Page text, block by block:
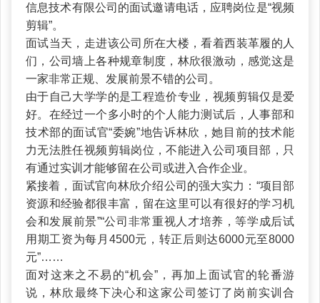
信息技术有限公司的面试邀请电话，应聘岗位是“视频
剪辑”。
面试当天，走进该公司所在大楼，看着西装革履的人
们，公司墙上各种规章制度，林欣很激动，感觉这是
一家非常正规、发展前景不错的公司。
由于自己大学学的是工程造价专业，视频剪辑仅是爱
好。在经过一个多小时的个人能力测试后，人事部和
技术部的面试官“委婉”地告诉林欣，她目前的技术能
力无法胜任视频剪辑岗位，不能进入公司项目部，只
有通过实训才能够留在公司或进入合作企业。
紧接着，面试官向林欣介绍公司的强大实力：“项目部
资源和经验都很丰富，留在这里可以有很好的学习机
会和发展前景”“公司非常重视人才培养，等学成后试
用期工资为每月4500元，转正后则达6000元至8000
元”……
面对这来之不易的“机会”，再加上面试官的轮番游
说，林欣最终下决心和这家公司签订了岗前实训合